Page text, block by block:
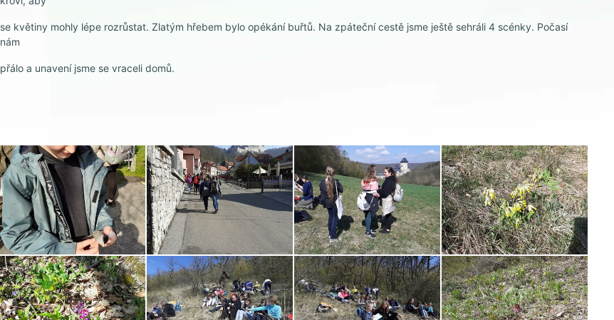
se květiny mohly lépe rozrůstat. Zlatým hřebem bylo opékání buřtů. Na zpáteční cestě jsme ještě sehráli 4 scénky. Počasí
nám
přálo a unavení jsme se vraceli domů.